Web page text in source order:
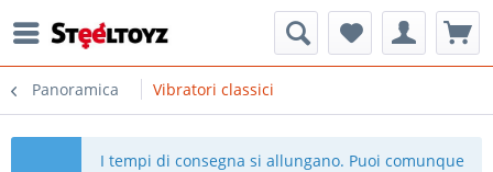
Panoramica Vibratori classici
I tempi di consegna si allungano. Puoi comunque